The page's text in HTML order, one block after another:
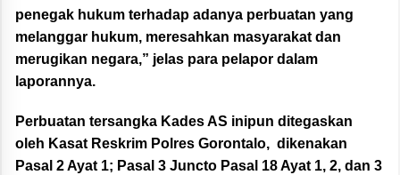
penegak hukum terhadap adanya perbuatan yang
melanggar hukum, meresahkan masyarakat dan
merugikan negara,” jelas para pelapor dalam
laporannya.
Perbuatan tersangka Kades AS inipun ditegaskan
oleh Kasat Reskrim Polres Gorontalo, dikenakan
Pasal 2 Ayat 1; Pasal 3 Juncto Pasal 18 Ayat 1, 2, dan 3